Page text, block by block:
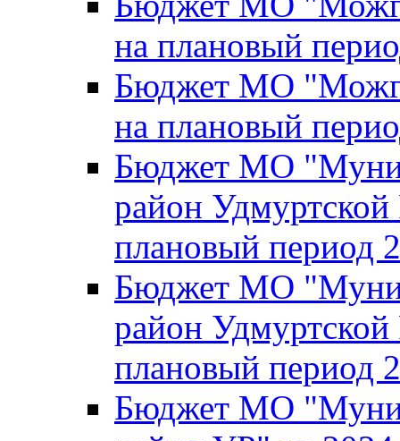
на плановый
Бюджет МО
на плановый
Бюджет МО
район
плановый период
Бюджет МО
район
плановый период
Бюджет МО